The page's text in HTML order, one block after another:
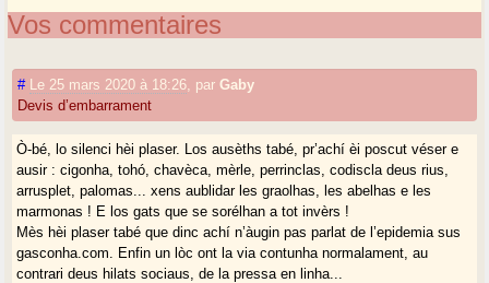
Vos commentaires
# Le 25 mars 2020 à 18:26 parGaby
Devis d’embarrament
Ò-bé, lo silenci hèi plaser. Los ausèths tabé, pr’achí èi poscut véser e
ausir : cigonha, tohó, chavèca, mèrle, perrinclas, codiscla deus rius,
arrusplet, palomas... xens aublidar les graolhas, les abelhas e les
marmonas ! E los gats que se sorélhan a tot invèrs !
Mès hèi plaser tabé que dinc achí n’àugin pas parlat de l’epidemia sus
gasconha.com. Enfin un lòc ont la via contunha normalament, au
contrari deus hilats sociaus, de la pressa en linha...